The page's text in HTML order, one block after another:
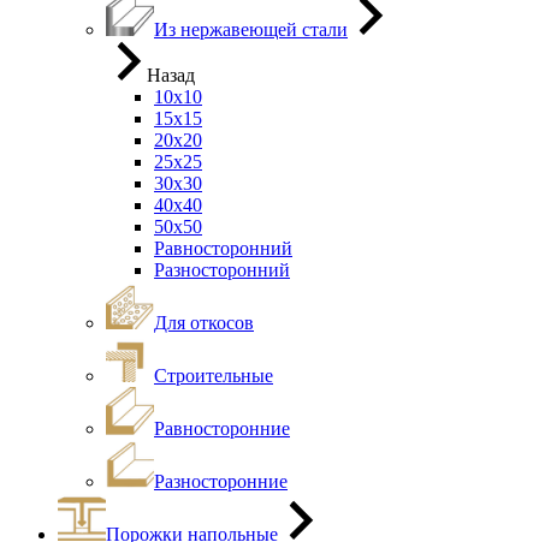
Из нержавеющей стали
Назад
10х10
15х15
20х20
25х25
30х30
40х40
50х50
Равносторонний
Разносторонний
Для откосов
Строительные
Равносторонние
Разносторонние
Порожки напольные